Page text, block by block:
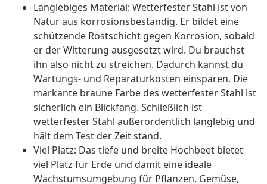
Langlebiges Material: Wetterfester Stahl ist von
Natur aus korrosionsbeständig. Er bildet eine
schützende Rostschicht gegen Korrosion, sobald
er der Witterung ausgesetzt wird. Du brauchst
ihn also nicht zu streichen. Dadurch kannst du
Wartungs- und Reparaturkosten einsparen. Die
markante braune Farbe des wetterfester Stahl ist
sicherlich ein Blickfang. Schließlich ist
wetterfester Stahl außerordentlich langlebig und
hält dem Test der Zeit stand.
Viel Platz: Das tiefe und breite Hochbeet bietet
viel Platz für Erde und damit eine ideale
Wachstumsumgebung für Pflanzen, Gemüse,